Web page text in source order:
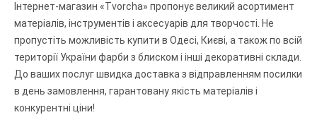
Інтернет-магазин «Tvorcha» пропонує великий асортимент
матеріалів, інструментів і аксесуарів для творчості. Не
пропустіть можливість купити в Одесі, Києві, а також по всій
території України фарби з блиском і інші декоративні склади.
До ваших послуг швидка доставка з відправленням посилки
в день замовлення, гарантовану якість матеріалів і
конкурентні ціни!